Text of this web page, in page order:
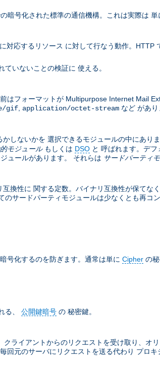
暗号化された標準の通信機構。これは実際は 単
対応するリソース に対して行なう動作。HTTP
いないことの検証に 使える。
はフォーマットが Multipurpose Internet Mail
gif application/octet-stream など があ
しないかを 選択できるモジュールの中にあり
モジュールもしくは DSO と 呼ばれます。デ
ュールがあります。 それらは サードパーティ
換性に 関する定数。バイナリ互換性が保て
サードパーティモジュールは少なくとも再
号化するのを防ぎます。通常は単に Cipher の
る、 公開鍵暗号 の 秘密鍵。
ライアントからのリクエストを受け取り、オ
元のサーバにリクエストを送る代わり プロ